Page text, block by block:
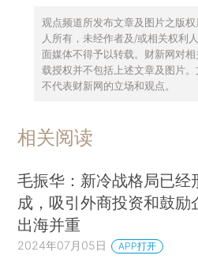
观点频道所发布文章及图片之版
人所有，未经作者及/或相关权利
面媒体不得予以转载。财新网对
载授权并不包括上述文章及图片。
不代表财新网的立场和观点。
相关阅读
毛振华：新冷战格局已经
成，吸引外商投资和鼓励
出海并重
2024年07月05日 APP打开